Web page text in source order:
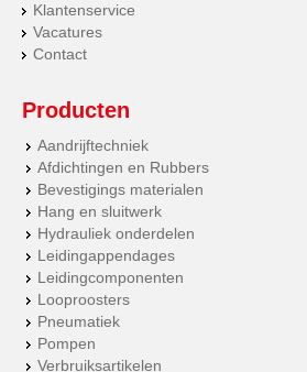
Klantenservice
Vacatures
Contact
Producten
Aandrijftechniek
Afdichtingen en Rubbers
Bevestigings materialen
Hang en sluitwerk
Hydrauliek onderdelen
Leidingappendages
Leidingcomponenten
Looproosters
Pneumatiek
Pompen
Verbruiksartikelen